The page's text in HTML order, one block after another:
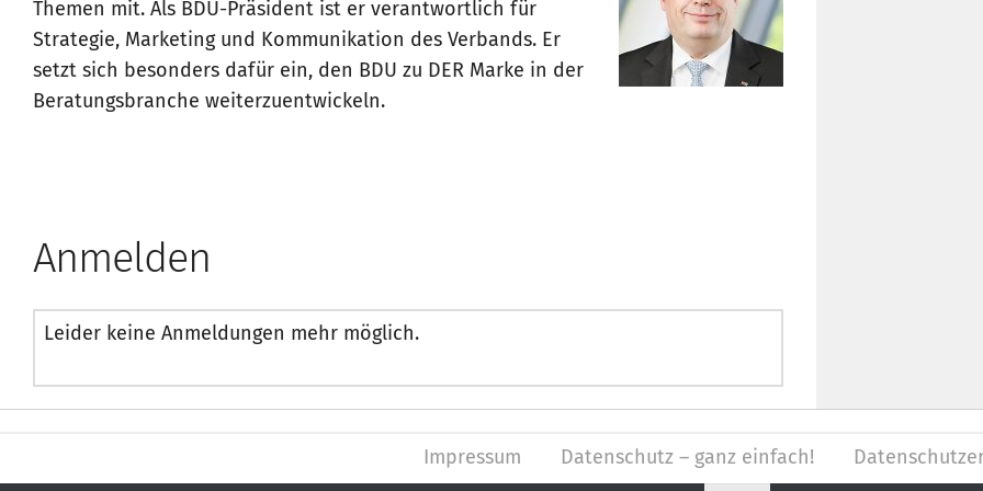
Themen mit. Als BDU-Präsident ist er verantwortlich für
Strategie, Marketing und Kommunikation des Verbands. Er
setzt sich besonders dafür ein, den BDU zu DER Marke in der
Beratungsbranche weiterzuentwickeln.
Anmelden
Leider keine Anmeldungen mehr möglich.
Impressum Datenschutz – ganz einfach!